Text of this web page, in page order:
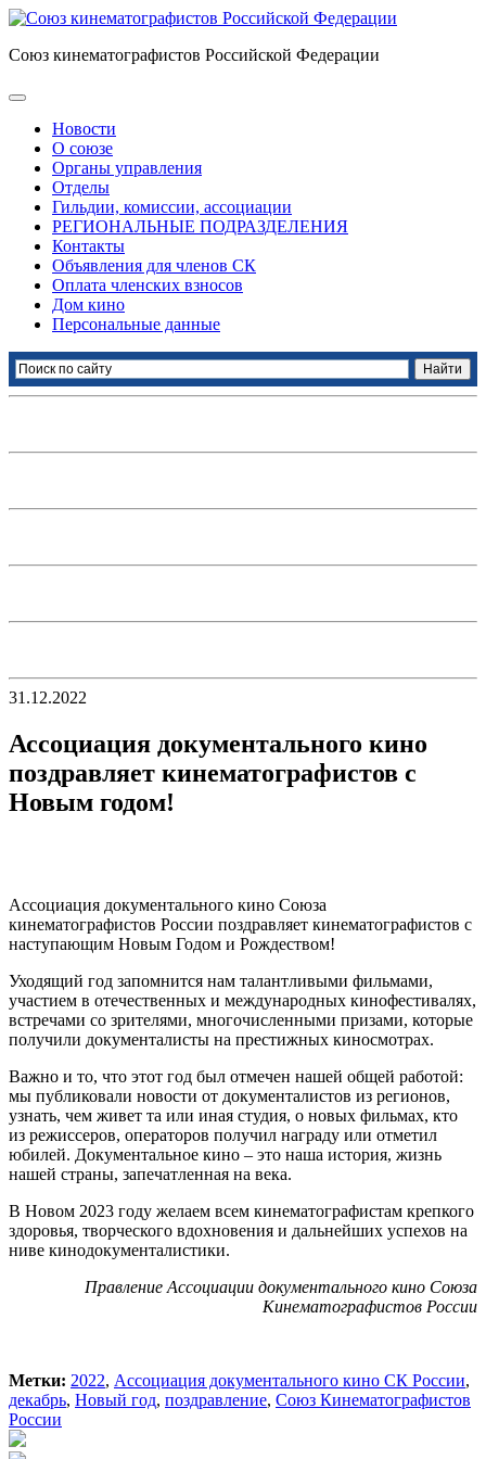
Союз кинематографистов Российской Федерации
Новости
О союзе
Органы управления
Отделы
Гильдии, комиссии, ассоциации
РЕГИОНАЛЬНЫЕ ПОДРАЗДЕЛЕНИЯ
Контакты
Объявления для членов СК
Оплата членских взносов
Дом кино
Персональные данные
31.12.2022
Ассоциация документального кино
поздравляет кинематографистов с
Новым годом!
Ассоциация документального кино Союза
кинематографистов России поздравляет кинематографистов с
наступающим Новым Годом и Рождеством!
Уходящий год запомнится нам талантливыми фильмами,
участием в отечественных и международных кинофестивалях,
встречами со зрителями, многочисленными призами, которые
получили документалисты на престижных киносмотрах.
Важно и то, что этот год был отмечен нашей общей работой:
мы публиковали новости от документалистов из регионов,
узнать, чем живет та или иная студия, о новых фильмах, кто
из режиссеров, операторов получил награду или отметил
юбилей. Документальное кино – это наша история, жизнь
нашей страны, запечатленная на века.
В Новом 2023 году желаем всем кинематографистам крепкого
здоровья, творческого вдохновения и дальнейших успехов на
ниве кинодокументалистики.
Правление Ассоциации документального кино Союза
Кинематографистов России
Метки: 2022, Ассоциация документального кино СК России,
декабрь, Новый год, поздравление, Союз Кинематографистов
России